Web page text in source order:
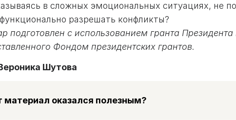
в сложных эмоциональных ситуациях, не
разрешать конфликты?
подготовлен с использованием гранта
Фондом президентских грантов.
Шутова
материал оказался полезным?